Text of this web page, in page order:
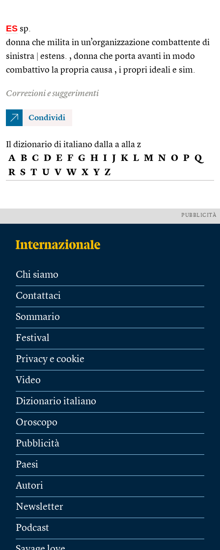
ES sp.
donna che milita in un’organizzazione combattente di
sinistra
estens. , donna che porta avanti in modo
combattivo la propria causa , i propri ideali e sim.
Correzioni e suggerimenti
Condividi
Il dizionario di italiano dalla a alla z
A B C D E F G H I J K L M N O P Q
R S T U V W X Y Z
PUBBLICITÀ
Chi siamo
Contattaci
Sommario
Festival
Privacy e cookie
Video
Dizionario italiano
Oroscopo
Pubblicità
Paesi
Autori
Newsletter
Podcast